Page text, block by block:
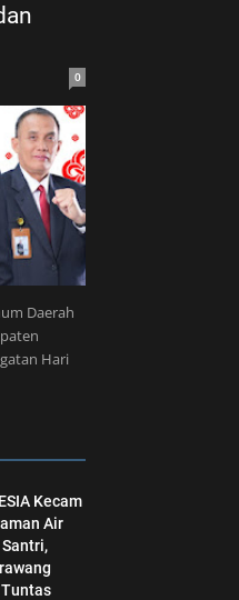
0
Daerah
Hari
Kecam
Air